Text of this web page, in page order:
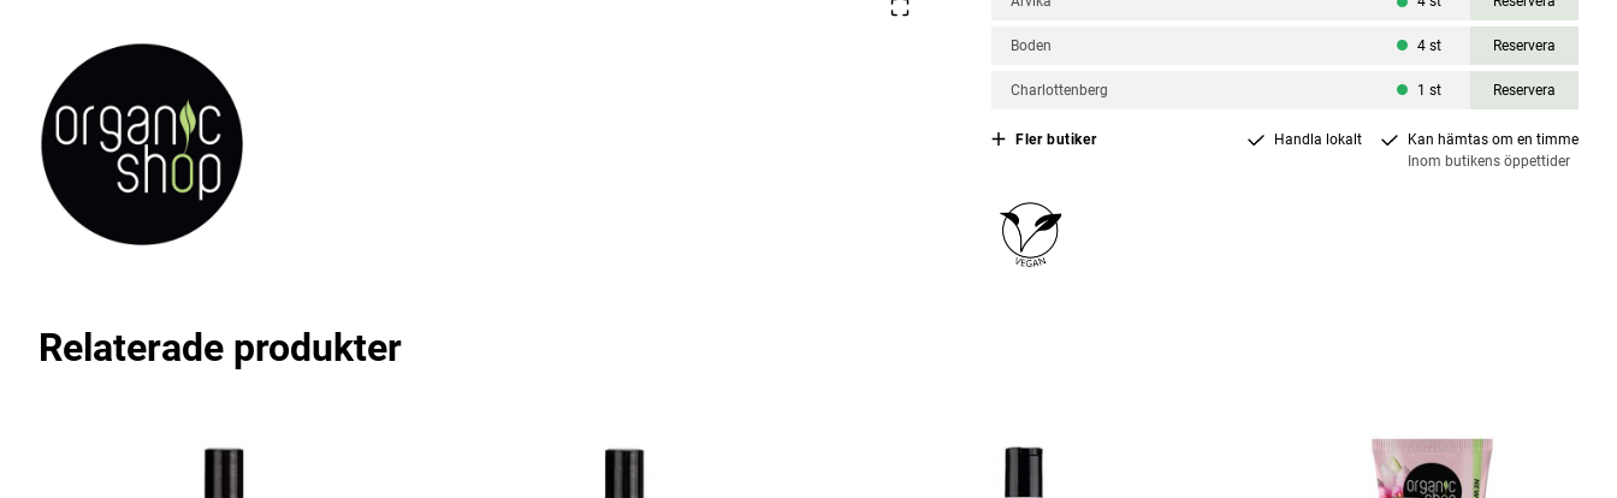
Boden 4 st Reservera
Charlottenberg 1 st Reservera
Fler butiker Handla lokalt
Kan hämtas om en timme
Inom butikens öppettider
Relaterade produkter